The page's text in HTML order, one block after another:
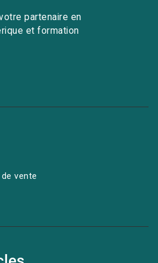
partenaire en
et formation
vente